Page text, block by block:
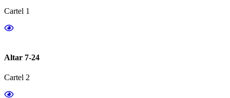
Cartel 1
Altar 7-24
Cartel 2